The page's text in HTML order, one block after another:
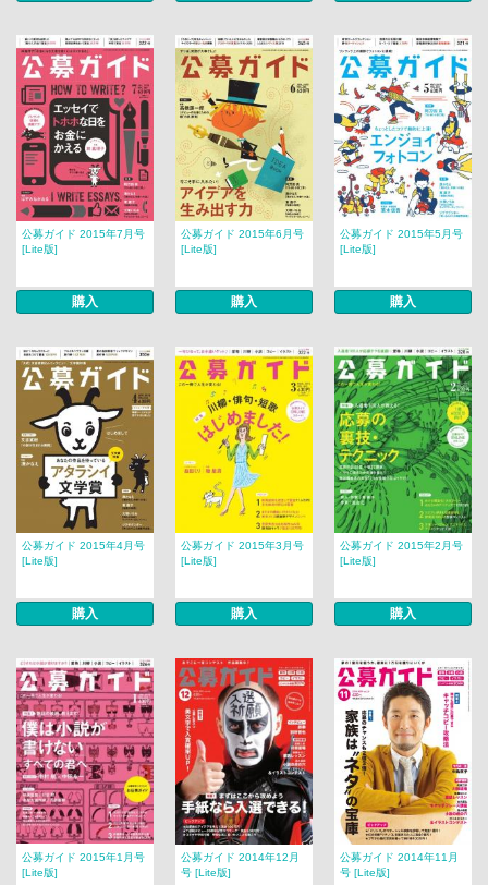
公募ガイド 2015年7月号
[Lite版]
購入
公募ガイド 2015年6月号
[Lite版]
購入
公募ガイド 2015年5月号
[Lite版]
購入
公募ガイド 2015年4月号
[Lite版]
購入
公募ガイド 2015年3月号
[Lite版]
購入
公募ガイド 2015年2月号
[Lite版]
購入
公募ガイド 2015年1月号
[Lite版]
公募ガイド 2014年12月
号 [Lite版]
公募ガイド 2014年11月
号 [Lite版]